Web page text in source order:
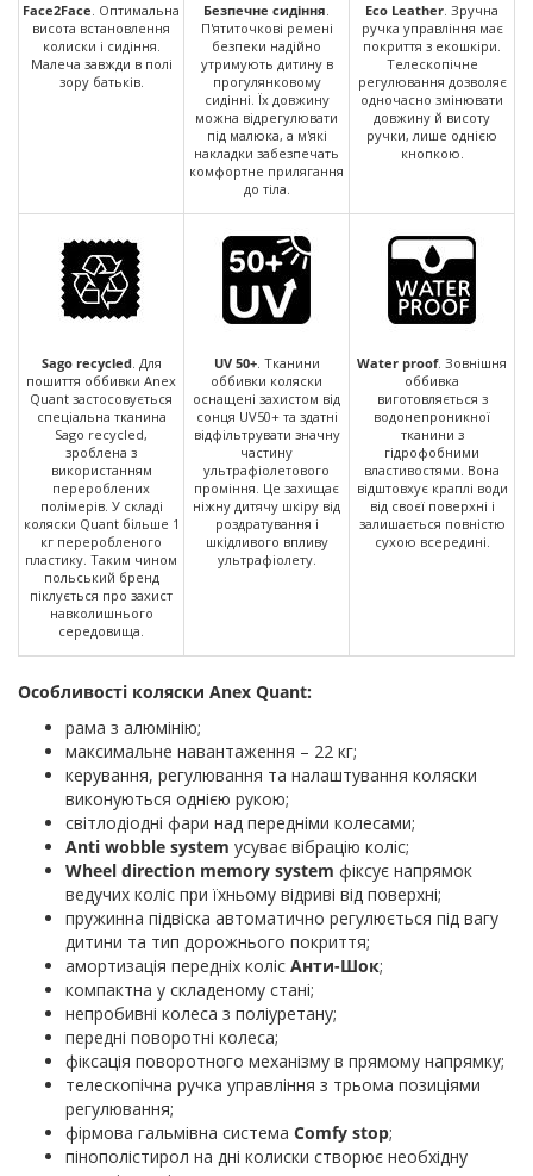
Face2Face. Оптимальна
висота встановлення
колиски і сидіння.
Малеча завжди в полі
зору батьків.
Безпечне сидіння.
П'ятиточкові ремені
безпеки надійно
утримують дитину в
прогулянковому
сидінні. Їх довжину
можна відрегулювати
під малюка, а м'які
накладки забезпечать
комфортне прилягання
до тіла.
Eco Leather. Зручна
ручка управління має
покриття з екошкіри.
Телескопічне
регулювання дозволяє
одночасно змінювати
довжину й висоту
ручки, лише однією
кнопкою.
Sago recycled. Для
пошиття оббивки Anex
Quant застосовується
спеціальна тканина
Sago recycled,
зроблена з
використанням
перероблених
полімерів. У складі
коляски Quant більше 1
кг переробленого
пластику. Таким чином
польський бренд
піклується про захист
навколишнього
середовища.
UV 50+. Тканини
оббивки коляски
оснащені захистом від
сонця UV50+ та здатні
відфільтрувати значну
частину
ультрафіолетового
проміння. Це захищає
ніжну дитячу шкіру від
роздратування і
шкідливого впливу
ультрафіолету.
Water proof. Зовнішня
оббивка
виготовляється з
водонепроникної
тканини з
гідрофобними
властивостями. Вона
відштовхує краплі води
від своєї поверхні і
залишається повністю
сухою всередині.
Особливості коляски Anex Quant:
рама з алюмінію;
максимальне навантаження – 22 кг;
керування, регулювання та налаштування коляски
виконуються однією рукою;
світлодіодні фари над передніми колесами;
Anti wobble system усуває вібрацію коліс;
Wheel direction memory system фіксує напрямок
ведучих коліс при їхньому відриві від поверхні;
пружинна підвіска автоматично регулюється під вагу
дитини та тип дорожнього покриття;
амортизація передніх коліс Анти-Шок;
компактна у складеному стані;
непробивні колеса з поліуретану;
передні поворотні колеса;
фіксація поворотного механізму в прямому напрямку;
телескопічна ручка управління з трьома позиціями
регулювання;
фірмова гальмівна система Comfy stop;
пінополістирол на дні колиски створює необхідну